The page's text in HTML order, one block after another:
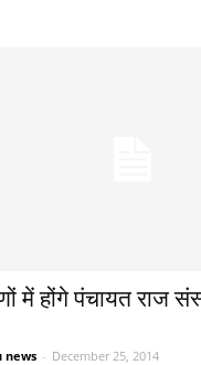
में होंगे पंचायत राज
news - December 25, 2014